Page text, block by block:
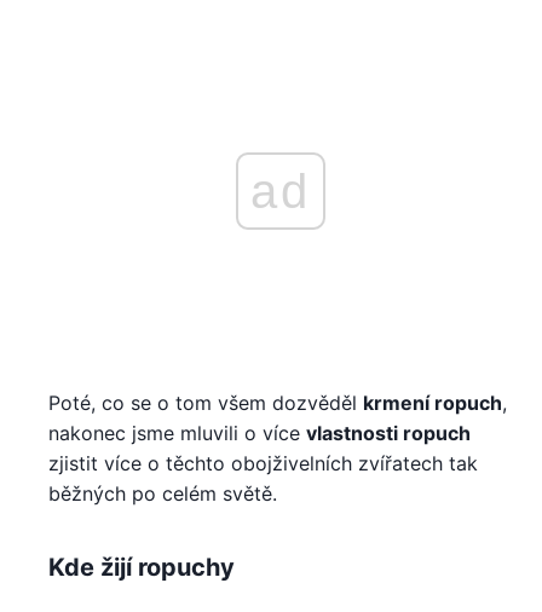
ad
Poté, co se o tom všem dozvěděl krmení ropuch,
nakonec jsme mluvili o více vlastnosti ropuch
zjistit více o těchto obojživelních zvířatech tak
běžných po celém světě.
Kde žijí ropuchy